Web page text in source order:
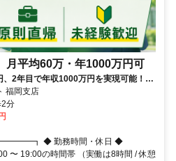
月平均60万・年1000万円可
、2年目で年収1000万円を実現可能！】
枚目をご確認ください
福岡支店
2分
◆ 勤務時間・休日 ◆
の時間帯 （実働は8時間 / 休憩